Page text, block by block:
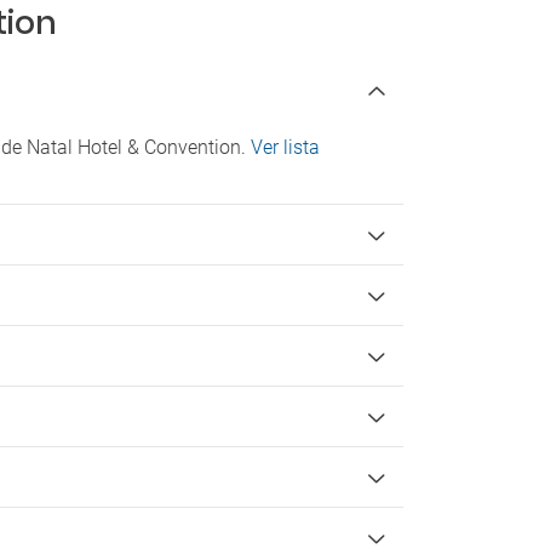
Natal Hotel & Convention. Ver lista